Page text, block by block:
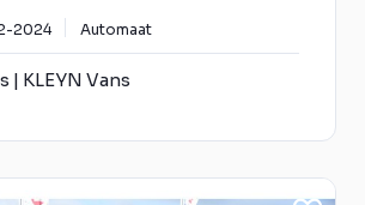
2024 Automaat
| KLEYN Vans